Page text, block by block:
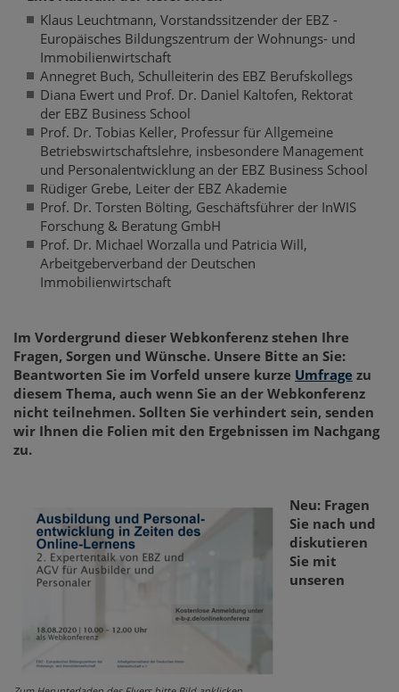
Klaus Leuchtmann, Vorstandssitzender der EBZ -
Europäisches Bildungszentrum der Wohnungs- und
Immobilienwirtschaft
Annegret Buch, Schulleiterin des EBZ Berufskollegs
Diana Ewert und Prof. Dr. Daniel Kaltofen, Rektorat
der EBZ Business School
Prof. Dr. Tobias Keller, Professur für Allgemeine
Betriebswirtschaftslehre, insbesondere Management
und Personalentwicklung an der EBZ Business School
Rüdiger Grebe, Leiter der EBZ Akademie
Prof. Dr. Torsten Bölting, Geschäftsführer der InWIS
Forschung & Beratung GmbH
Prof. Dr. Michael Worzalla und Patricia Will,
Arbeitgeberverband der Deutschen
Immobilienwirtschaft
Im Vordergrund dieser Webkonferenz stehen Ihre
Fragen, Sorgen und Wünsche. Unsere Bitte an Sie:
Beantworten Sie im Vorfeld unsere kurze Umfrage zu
diesem Thema, auch wenn Sie an der Webkonferenz
nicht teilnehmen. Sollten Sie verhindert sein, senden
wir Ihnen die Folien mit den Ergebnissen im Nachgang
zu.
Neu: Fragen
Sie nach und
diskutieren
Sie mit
unseren